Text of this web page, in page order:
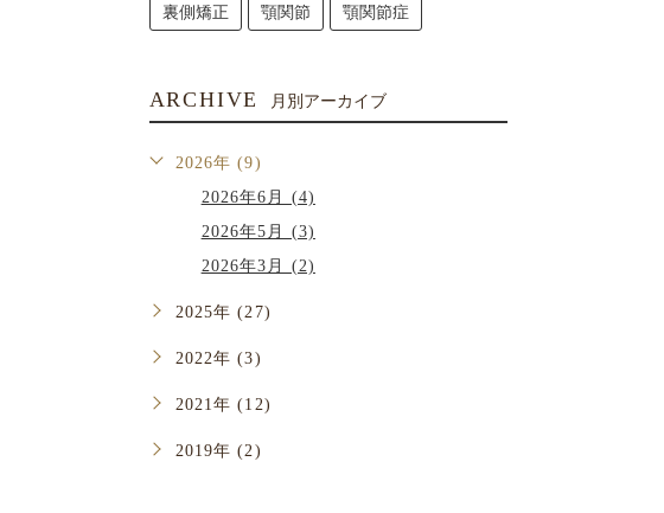
裏側矯正 顎関節 顎関節症
ARCHIVE 月別アーカイブ
2026年 (9)
2026年6月 (4)
2026年5月 (3)
2026年3月 (2)
2025年 (27)
2022年 (3)
2021年 (12)
2019年 (2)